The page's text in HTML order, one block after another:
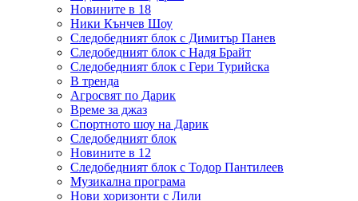
Новините в 18
Ники Кънчев Шоу
Следобедният блок с Димитър Панев
Следобедният блок с Надя Брайт
Следобедният блок с Гери Турийска
В тренда
Агросвят по Дарик
Време за джаз
Спортното шоу на Дарик
Следобедният блок
Новините в 12
Следобедният блок с Тодор Пантилеев
Музикална програма
Нови хоризонти с Лили